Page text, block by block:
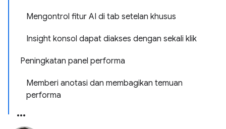
Mengontrol fitur AI di tab setelan khusus
Insight konsol dapat diakses dengan sekali klik
Peningkatan panel performa
Memberi anotasi dan membagikan temuan
performa